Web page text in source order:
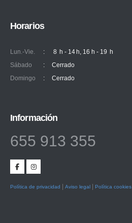
Horarios
Lun.-Vie. :
8 h - 14 h, 16 h - 19 h
Sábado
:
Cerrado
Domingo
: Cerrado
Información
655 913 355
Política de privacidad | Aviso legal | Política cookies